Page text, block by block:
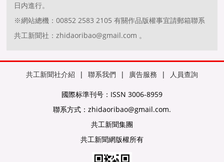
日内進行。
※網站總機：00852 2583 2105 有關作品版權事宜請郵箱聯系
共工新聞社：zhidaoribao@gmail.com 。
共工新聞社介紹 | 聯系我們 | 廣告服務 | 人員查詢
國際标準刊号：ISSN 3006-8959
聯系方式：zhidaoribao@gmail.com.
共工新聞集團
共工新聞網版權所有